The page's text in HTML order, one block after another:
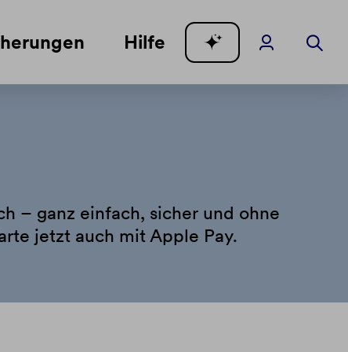
Hilfe
– ganz einfach, sicher und ohne
jetzt auch mit Apple Pay.